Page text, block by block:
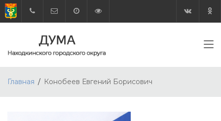
Главная Конобеев Евгений Борисович